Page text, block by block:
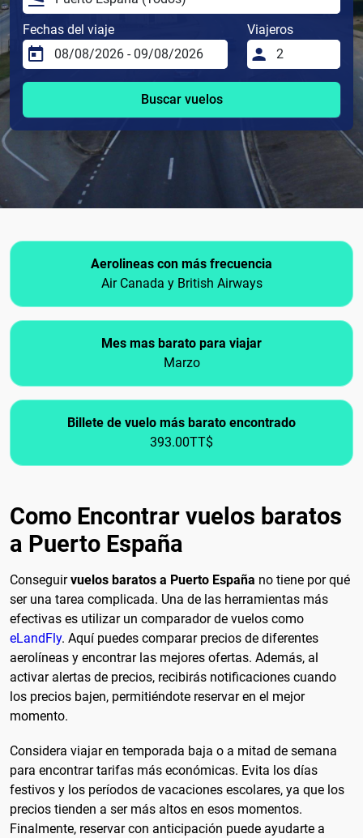
Fechas del viaje Viajeros
Buscar vuelos
Aerolineas con más frecuencia
Air Canada y British Airways
Mes mas barato para viajar
Marzo
Billete de vuelo más barato encontrado
393.00TT$
Como Encontrar vuelos baratos
a Puerto España
Conseguirvuelos baratos a Puerto España no tiene por qué
ser una tarea complicada. Una de las herramientas más
efectivas es utilizar un comparador de vuelos como
eLandFly. Aquí puedes comparar precios de diferentes
aerolíneas y encontrar las mejores ofertas. Además, al
activar alertas de precios, recibirás notificaciones cuando
los precios bajen, permitiéndote reservar en el mejor
momento.
Considera viajar en temporada baja o a mitad de semana
para encontrar tarifas más económicas. Evita los días
festivos y los períodos de vacaciones escolares, ya que los
precios tienden a ser más altos en esos momentos.
Finalmente, reservar con anticipación puede ayudarte a